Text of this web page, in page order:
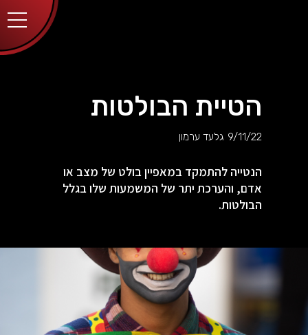
הטיית הבולטות
9/11/22 גלעד ערמון
הנטייה להתמקד במאפיין בולט של מצב או
אדם, והערכת יתר של המשמעות שלו בגלל
הבולטות.